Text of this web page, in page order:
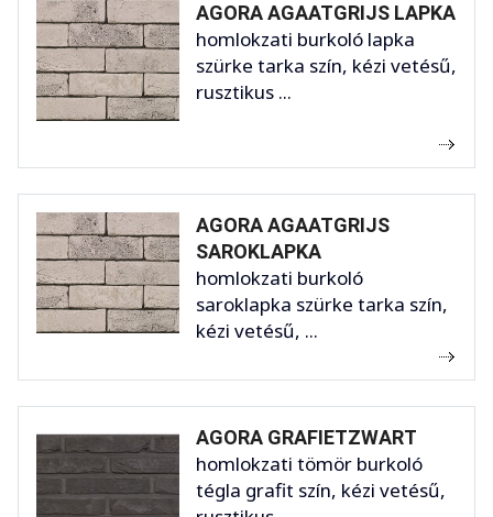
AGORA AGAATGRIJS LAPKA
homlokzati burkoló lapka
szürke tarka szín, kézi vetésű,
rusztikus ...
AGORA AGAATGRIJS
SAROKLAPKA
homlokzati burkoló
saroklapka szürke tarka szín,
kézi vetésű, ...
AGORA GRAFIETZWART
homlokzati tömör burkoló
tégla grafit szín, kézi vetésű,